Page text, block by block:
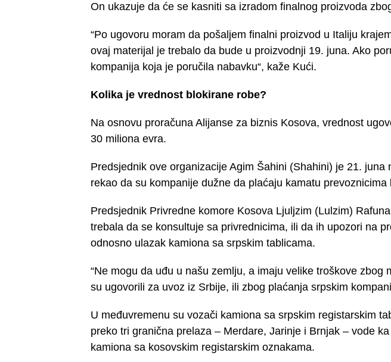
On ukazuje da će se kasniti sa izradom finalnog proizvoda
“Po ugovoru moram da pošaljem finalni proizvod u Italiju
ovaj materijal je trebalo da bude u proizvodnji 19. juna. Ako
kompanija koja je poručila nabavku“, kaže Kući.
Kolika je vrednost blokirane robe?
Na osnovu proračuna Alijanse za biznis Kosova, vrednost
30 miliona evra.
Predsjednik ove organizacije Agim Šahini (Shahini) je 21. juna
rekao da su kompanije dužne da plaćaju kamatu
Predsjednik Privredne komore Kosova Ljuljzim (Lulzim)
trebala da se konsultuje sa privrednicima, ili da ih upozori na
odnosno ulazak kamiona sa srpskim tablicama.
“Ne mogu da uđu u našu zemlju, a imaju velike troškove zbog
su ugovorili za uvoz iz Srbije, ili zbog plaćanja srpskim
U međuvremenu su vozači kamiona sa srpskim registarskim
preko tri granična prelaza – Merdare, Jarinje i Brnjak – vode
kamiona sa kosovskim registarskim oznakama.